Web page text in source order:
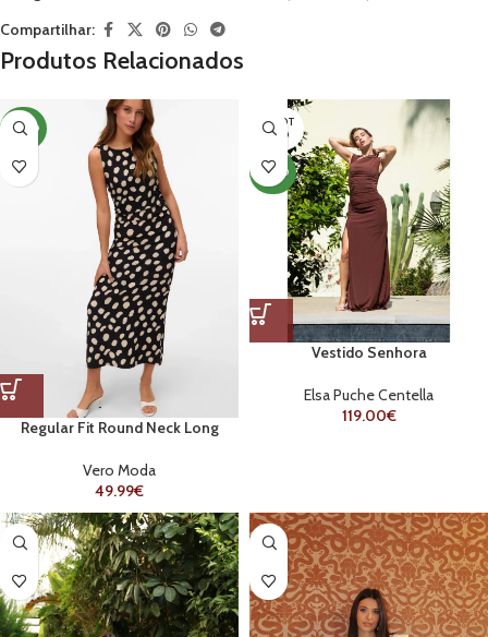
Compartilhar:
Produtos Relacionados
NOVO
Regular Fit Round Neck Long
Vero Moda
49.99€
ESGOT
ADO
NOVO
Vestido Senhora
Elsa Puche Centella
119.00€